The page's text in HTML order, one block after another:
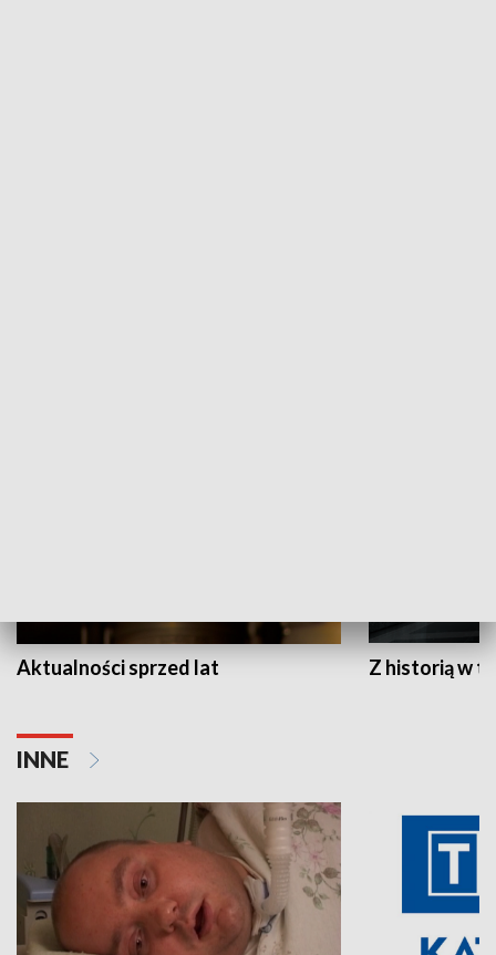
Aktualności sprzed lat Z historią w
INNE